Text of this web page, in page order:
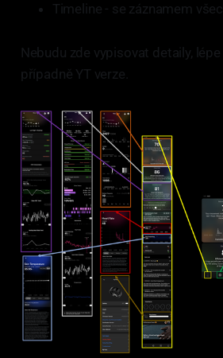
Timeline - se záznamem
Nebudu zde vypisovat detaily,
případně YT verze.